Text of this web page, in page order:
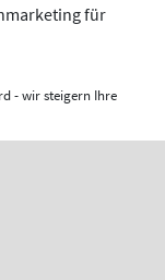
für
- wir steigern Ihre